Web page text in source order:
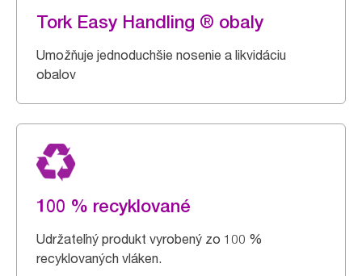
Tork Easy Handling ® obaly
Umožňuje jednoduchšie nosenie a likvidáciu
obalov
100 % recyklované
Udržateľný produkt vyrobený zo 100 %
recyklovaných vláken.